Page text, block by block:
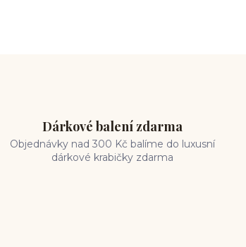
Dárkové balení zdarma
Objednávky nad 300 Kč balíme do luxusní
dárkové krabičky zdarma